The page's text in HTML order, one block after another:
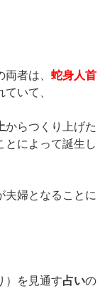
両者は、蛇身人首
いて、
からつくり上げた
とによって誕生し
夫婦となることに
）を見通す占いの